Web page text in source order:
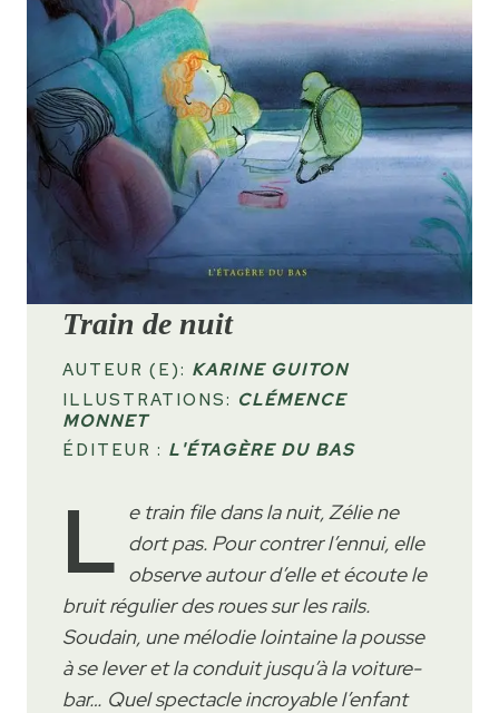
Train de nuit
AUTEUR (E): KARINE GUITON
ILLUSTRATIONS: CLÉMENCE
MONNET
ÉDITEUR : L'ÉTAGÈRE DU BAS
L e train file dans la nuit, Zélie ne
dort pas. Pour contrer l’ennui, elle
observe autour d’elle et écoute le
bruit régulier des roues sur les rails.
Soudain, une mélodie lointaine la pousse
à se lever et la conduit jusqu’à la voiture-
bar… Quel spectacle incroyable l’enfant